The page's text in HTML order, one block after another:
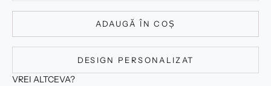
ADAUGĂ ÎN COȘ
DESIGN PERSONALIZAT
VREI ALTCEVA?